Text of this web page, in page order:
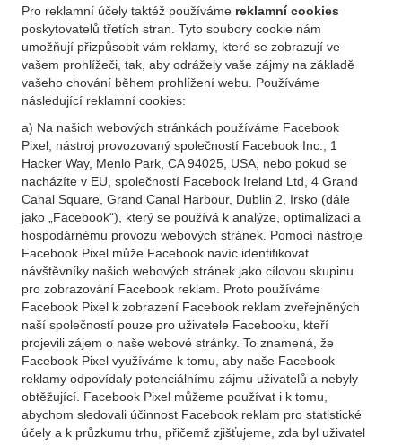
Pro reklamní účely taktéž používáme reklamní cookies
poskytovatelů třetích stran. Tyto soubory cookie nám
umožňují přizpůsobit vám reklamy, které se zobrazují ve
vašem prohlížeči, tak, aby odrážely vaše zájmy na základě
vašeho chování během prohlížení webu. Používáme
následující reklamní cookies:
a) Na našich webových stránkách používáme Facebook
Pixel, nástroj provozovaný společností Facebook Inc., 1
Hacker Way, Menlo Park, CA 94025, USA, nebo pokud se
nacházíte v EU, společností Facebook Ireland Ltd, 4 Grand
Canal Square, Grand Canal Harbour, Dublin 2, Irsko (dále
jako „Facebook“), který se používá k analýze, optimalizaci a
hospodárnému provozu webových stránek. Pomocí nástroje
Facebook Pixel může Facebook navíc identifikovat
návštěvníky našich webových stránek jako cílovou skupinu
pro zobrazování Facebook reklam. Proto používáme
Facebook Pixel k zobrazení Facebook reklam zveřejněných
naší společností pouze pro uživatele Facebooku, kteří
projevili zájem o naše webové stránky. To znamená, že
Facebook Pixel využíváme k tomu, aby naše Facebook
reklamy odpovídaly potenciálnímu zájmu uživatelů a nebyly
obtěžující. Facebook Pixel můžeme používat i k tomu,
abychom sledovali účinnost Facebook reklam pro statistické
účely a k průzkumu trhu, přičemž zjišťujeme, zda byl uživatel